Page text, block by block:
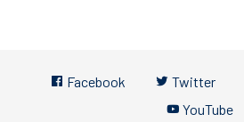
Facebook Twitter
YouTube